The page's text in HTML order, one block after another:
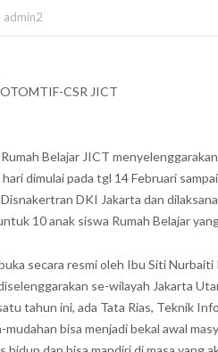
admin2
Belajar JICT
dimulai pada tgl 14 Februari
DKI Jakarta dan
10 anak siswa Rumah Belajar
secara resmi oleh Ibu Siti
se-wilayah Jakarta
tahun ini, ada Tata Rias, Teknik
bisa menjadi bekal awal